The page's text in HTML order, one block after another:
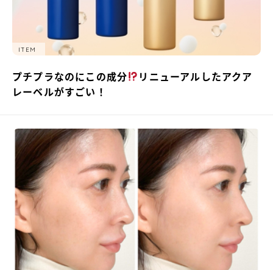
ITEM
プチプラなのにこの成分
リニューアルしたアクア
レーベルがすごい！